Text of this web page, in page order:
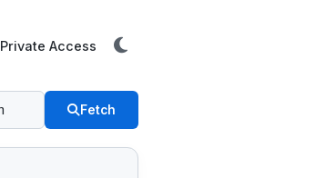
Private Access
Fetch